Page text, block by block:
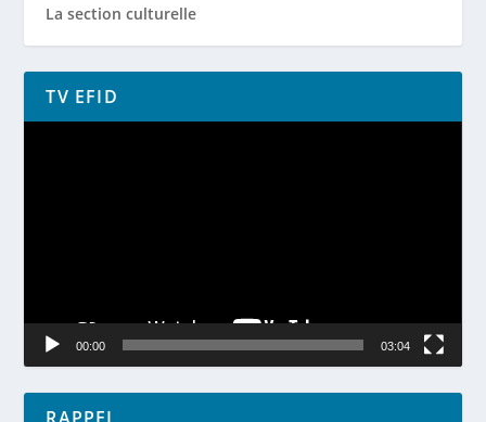
La section culturelle
TV EFID
Lecteur
00:00 03:04